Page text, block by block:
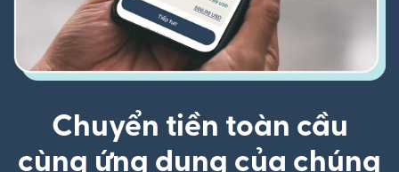
Chuyển tiền toàn cầu
cùng ứng dụng của chúng